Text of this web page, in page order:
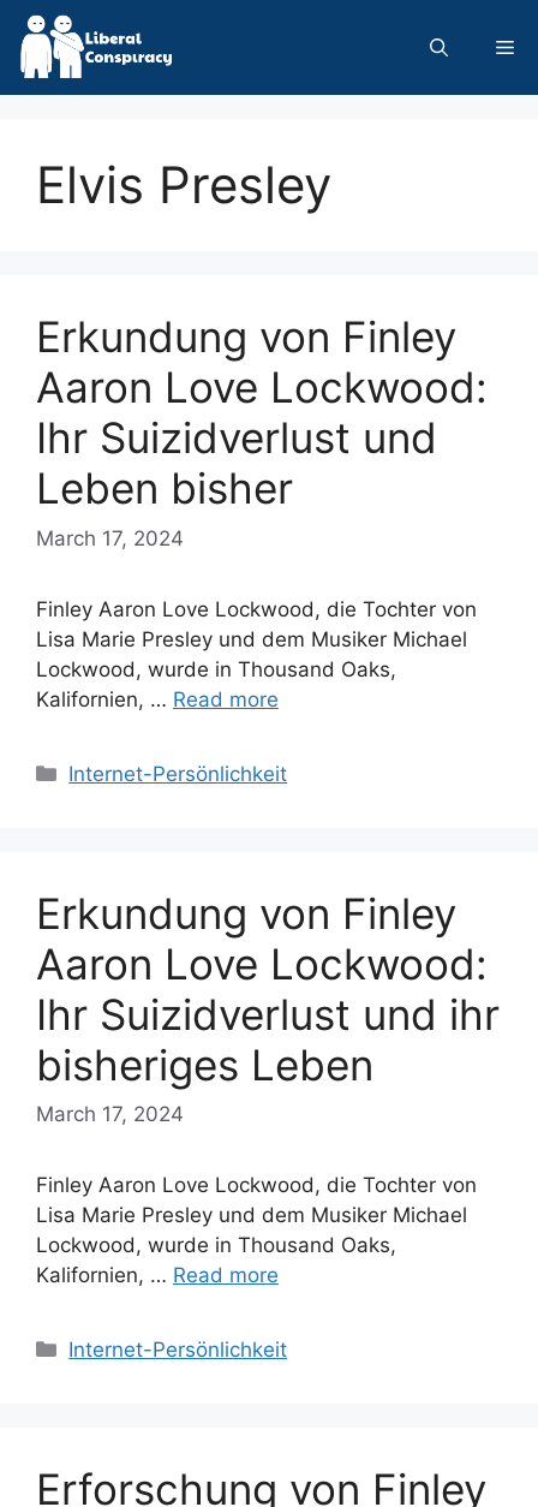
Skip
content
Elvis Presley
Erkundung von Finley
Aaron Love Lockwood:
Ihr Suizidverlust und
Leben bisher
March 17, 2024
Finley Aaron Love Lockwood, die Tochter von
Lisa Marie Presley und dem Musiker Michael
Lockwood, wurde in Thousand Oaks,
Kalifornien, … Read more
Categories
Internet-Persönlichkeit
Erkundung von Finley
Aaron Love Lockwood:
Ihr Suizidverlust und ihr
bisheriges Leben
March 17, 2024
Finley Aaron Love Lockwood, die Tochter von
Lisa Marie Presley und dem Musiker Michael
Lockwood, wurde in Thousand Oaks,
Kalifornien, … Read more
Categories
Internet-Persönlichkeit
Erforschung von Finley